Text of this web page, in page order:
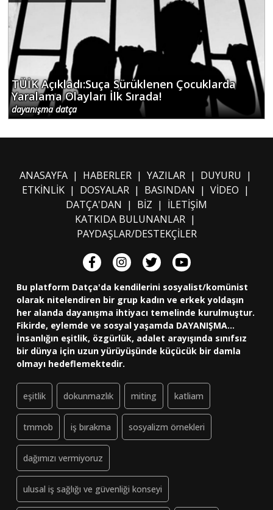
TÜİK Açıkladı:Suça Sürüklenen Çocuklarda
Yaralama Olayları İlk Sırada!
dayanışma datça
ANASAYFA| HABERLER| YAZILAR| DUYURU |
ETKİNLİK| DOSYALAR| BASINDAN | VİDEO |
DATÇA'DAN | BİZ | İLETİŞİM
KATKIDA BULUNANLAR |
PAYDAŞLAR/DESTEKÇİLER
Bu platform Datça'da kendilerini sosyalist/komünist
olarak nitelendiren bir grup kadın ve erkek yoldaşın
her alanda dayanışma ihtiyacı temelinde kurulmuştur.
Fikirde, eylemde ve sosyal yaşamda DAYANIŞMA...
İnsanlığın eşitlik, özgürlük, adalet arayışında sınıfsız
bir dünya için uzun yürüyüşünde küçücük bir damla
olmayı hedeflemektedir.
eşitlik dokunmazlık miting katliam
tmmob iş bırakma sosyalizm örnekleri
dağımızı vermiyoruz
ulusal iş sağlığı ve güvenliği konseyi